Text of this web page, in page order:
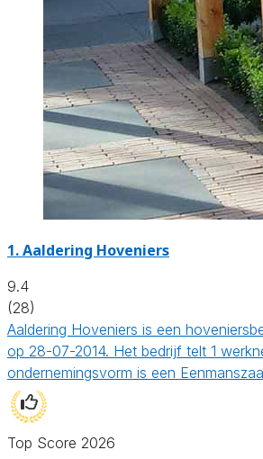
1.Aaldering Hoveniers
9.4
(28)
Aaldering Hoveniers is een
op 28-07-2014. Het bedrijf telt 1
ondernemingsvorm is een
Top Score 2026